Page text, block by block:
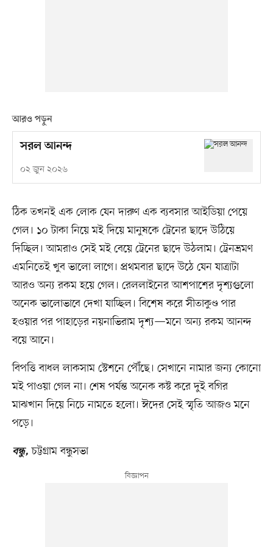
আরও পড়ুন
সরল আনন্দ
০২ জুন ২০২৬
ঠিক তখনই এক লোক যেন দারুণ এক ব্যবসার আইডিয়া পেয়ে
গেল। ১০ টাকা নিয়ে মই দিয়ে মানুষকে ট্রেনের ছাদে উঠিয়ে
দিচ্ছিল। আমরাও সেই মই বেয়ে ট্রেনের ছাদে উঠলাম। ট্রেনভ্রমণ
এমনিতেই খুব ভালো লাগে। প্রথমবার ছাদে উঠে যেন যাত্রাটা
আরও অন্য রকম হয়ে গেল। রেললাইনের আশপাশের দৃশ্যগুলো
অনেক ভালোভাবে দেখা যাচ্ছিল। বিশেষ করে সীতাকুণ্ড পার
হওয়ার পর পাহাড়ের নয়নাভিরাম দৃশ্য—মনে অন্য রকম আনন্দ
বয়ে আনে।
বিপত্তি বাধল লাকসাম স্টেশনে পৌঁছে। সেখানে নামার জন্য কোনো
মই পাওয়া গেল না। শেষ পর্যন্ত অনেক কষ্ট করে দুই বগির
মাঝখান দিয়ে নিচে নামতে হলো। ঈদের সেই স্মৃতি আজও মনে
পড়ে।
বন্ধু, চট্টগ্রাম বন্ধুসভা